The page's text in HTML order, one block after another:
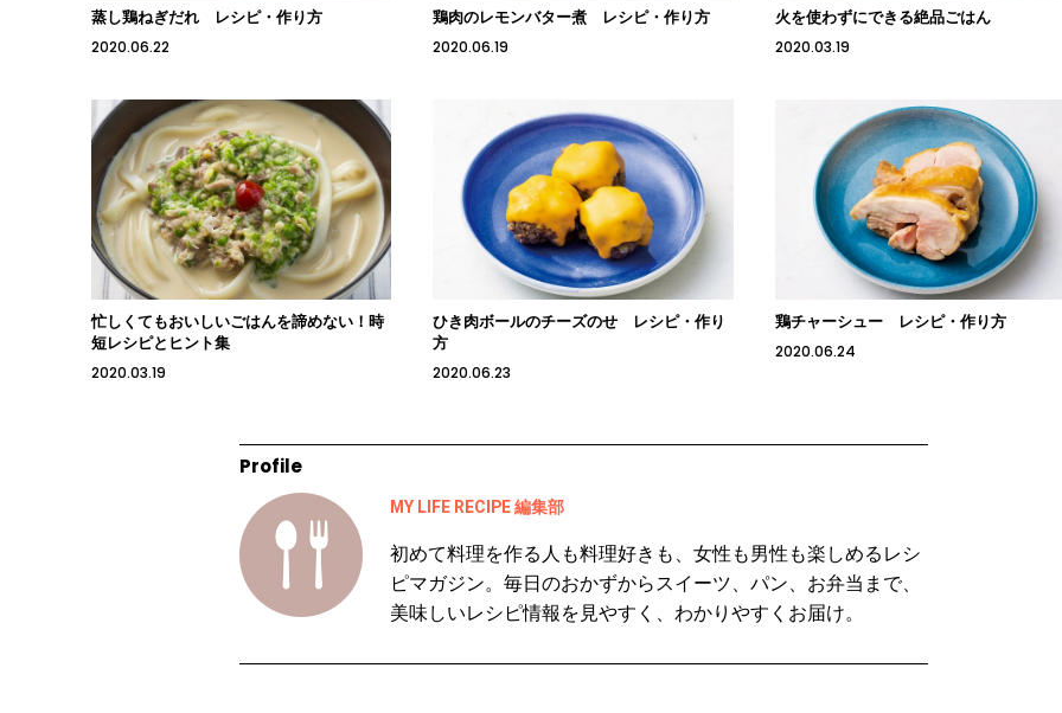
蒸し鶏ねぎだれ レシピ・作り方
2020.06.22
鶏肉のレモンバター煮 レシピ・作り方
2020.06.19
火を使わずにできる絶品ごはん
2020.03.19
忙しくてもおいしいごはんを諦めない！時
短レシピとヒント集
2020.03.19
ひき肉ボールのチーズのせ レシピ・作り
方
2020.06.23
鶏チャーシュー レシピ・作り方
2020.06.24
Profile
MY LIFE RECIPE 編集部
初めて料理を作る人も料理好きも、女性も男性も楽しめるレシ
ピマガジン。毎日のおかずからスイーツ、パン、お弁当まで、
美味しいレシピ情報を見やすく、わかりやすくお届け。